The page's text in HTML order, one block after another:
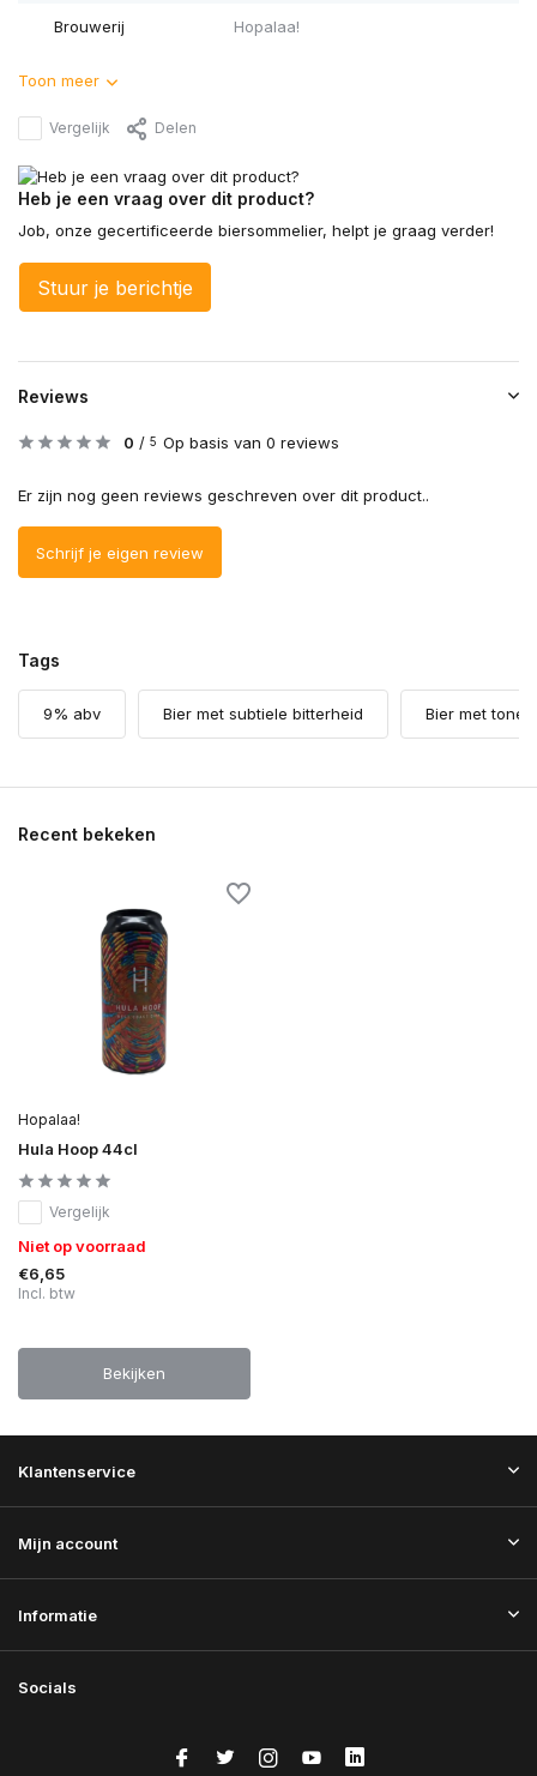
Brouwerij Hopalaa!
Toon meer
Vergelijk Delen
Heb je een vraag over dit product?
Job, onze gecertificeerde biersommelier, helpt je graag verder!
Stuur je berichtje
Reviews
0 / 5 Op basis van 0 reviews
Er zijn nog geen reviews geschreven over dit product..
Schrijf je eigen review
Tags
9% abv Bier met subtiele bitterheid Bier met
Recent bekeken
Hopalaa!
Hula Hoop 44cl
Vergelijk
Niet op voorraad
€6,65
Incl. btw
Bekijken
Klantenservice
Mijn account
Informatie
Socials